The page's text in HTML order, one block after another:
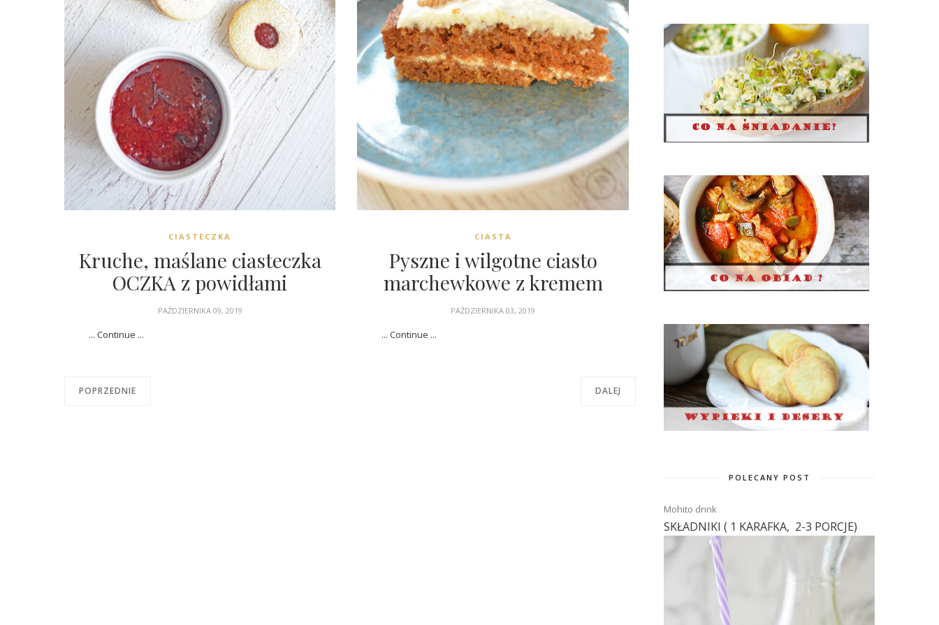
CIASTECZKA
Kruche, maślane ciasteczka
OCZKA z powidłami
PAŹDZIERNIKA 09, 2019
... Continue ...
CIASTA
Pyszne i wilgotne ciasto
marchewkowe z kremem
PAŹDZIERNIKA 03, 2019
... Continue ...
POPRZEDNIE DALEJ
POLECANY POST
Mohito drink
SKŁADNIKI ( 1 KARAFKA, 2-3 PORCJE)